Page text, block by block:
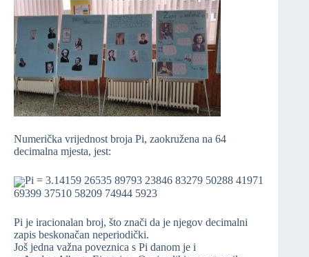
Numerička vrijednost broja Pi, zaokružena na 64
decimalna mjesta, jest:
Pi = 3.14159 26535 89793 23846 83279 50288 41971
69399 37510 58209 74944 5923
Pi je iracionalan broj, što znači da je njegov decimalni
zapis beskonačan neperiodički.
Još jedna važna poveznica s Pi danom je i